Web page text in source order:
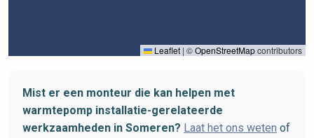
Leaflet | ©OpenStreetMapcontributors
Mist er een monteur die kan helpen met
warmtepomp installatie-gerelateerde
werkzaamheden in Someren? Laat het ons weten of